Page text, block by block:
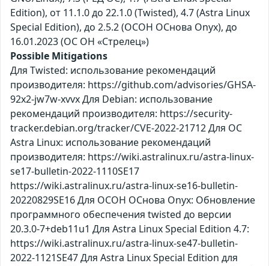
Edition), от 11.1.0 до 22.1.0 (Twisted), 4.7 (Astra Linux
Special Edition), до 2.5.2 (ОСОН ОСнова Оnyx), до
16.01.2023 (ОС ОН «Стрелец»)
Possible Mitigations
Для Twisted: использование рекомендаций
производителя: https://github.com/advisories/GHSA-
92x2-jw7w-xvvx Для Debian: использование
рекомендаций производителя: https://security-
tracker.debian.org/tracker/CVE-2022-21712 Для ОС
Astra Linux: использование рекомендаций
производителя: https://wiki.astralinux.ru/astra-linux-
se17-bulletin-2022-1110SE17
https://wiki.astralinux.ru/astra-linux-se16-bulletin-
20220829SE16 Для ОСОН ОСнова Оnyx: Обновление
программного обеспечения twisted до версии
20.3.0-7+deb11u1 Для Astra Linux Special Edition 4.7:
https://wiki.astralinux.ru/astra-linux-se47-bulletin-
2022-1121SE47 Для Astra Linux Special Edition для